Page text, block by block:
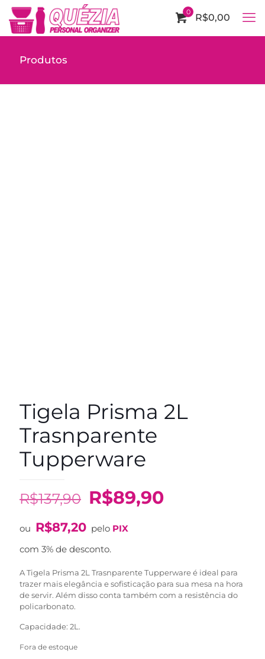
0 R$0,00
Produtos
Tigela Prisma 2L
Trasnparente
Tupperware
R$137,90 O
original
era:
R$137,90.
R$89,90O
R$89,90.
ou R$87,20 pelo PIX
com 3% de desconto.
A Tigela Prisma 2L Trasnparente Tupperware é ideal para
trazer mais elegância e sofisticação para sua mesa na hora
de servir. Além disso conta também com a resistência do
policarbonato.
Capacidade: 2L.
Fora de estoque